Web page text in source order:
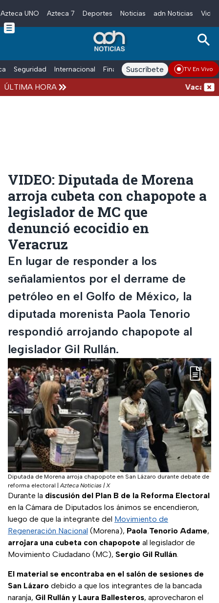
Skip to main content
Azteca UNO Azteca 7 Deportes Noticias adn Noticias
Seguridad Internacional Finanzas adn Noticias Radio
Suscríbete TV En Vivo
ÚLTIMA HORA
VIDEO: Diputada de Morena
arroja cubeta con chapopote a
legislador de MC que
denunció ecocidio en
Veracruz
En lugar de responder a los
señalamientos por el derrame de
petróleo en el Golfo de México, la
diputada morenista Paola Tenorio
respondió arrojando chapopote al
legislador Gil Rullán.
Diputada de Morena arroja chapopote en San Lázaro durante debate de
reforma electoral |Azteca Noticias | X
Durante la discusión del Plan B de la Reforma Electoral
en la Cámara de Diputados los ánimos se encendieron,
luego de que la integrante del Movimiento de
Regeneración Nacional (Morena), Paola Tenorio Adame,
arrojara una cubeta con chapopote al legislador de
Movimiento Ciudadano (MC), Sergio Gil Rullán.
El material se encontraba en el salón de sesiones de
San Lázaro debido a que los integrantes de la bancada
naranja, Gil Rullán y Laura Ballesteros, aprovecharon el